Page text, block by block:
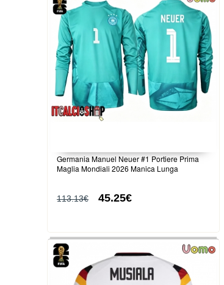
Germania Manuel Neuer #1 Portiere Prima
Maglia Mondiali 2026 Manica Lunga
113.13€ 45.25€